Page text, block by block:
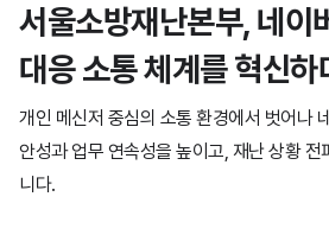
서울소방재난본부, 네이
대응 소통 체계를 혁신하
개인 메신저 중심의 소통 환경에서 벗어나
안성과 업무 연속성을 높이고, 재난 상황
니다.